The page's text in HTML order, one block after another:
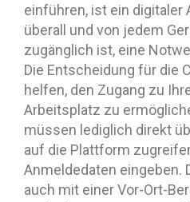
einführen, ist ein digitaler
überall und von jedem
zugänglich ist, eine
Die Entscheidung für die
helfen, den Zugang zu
Arbeitsplatz zu
müssen lediglich direkt
auf die Plattform
Anmeldedaten eingeben.
auch mit einer Vor-Ort-